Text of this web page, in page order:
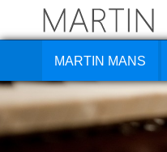
MARTIN MANS